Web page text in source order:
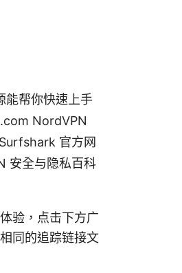
能帮你快速上手
NordVPN
官方网
安全与隐私百科
验，点击下方广
同的追踪链接文